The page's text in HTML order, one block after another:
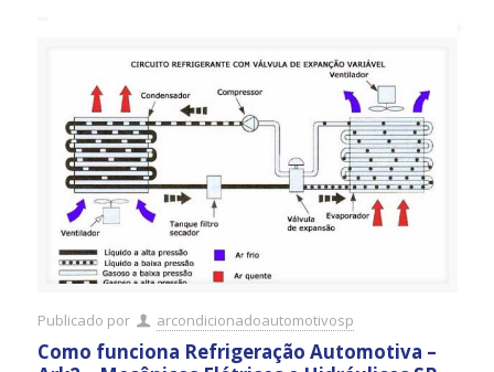
Publicado por arcondicionadoautomotivosp
Como funciona Refrigeração Automotiva –